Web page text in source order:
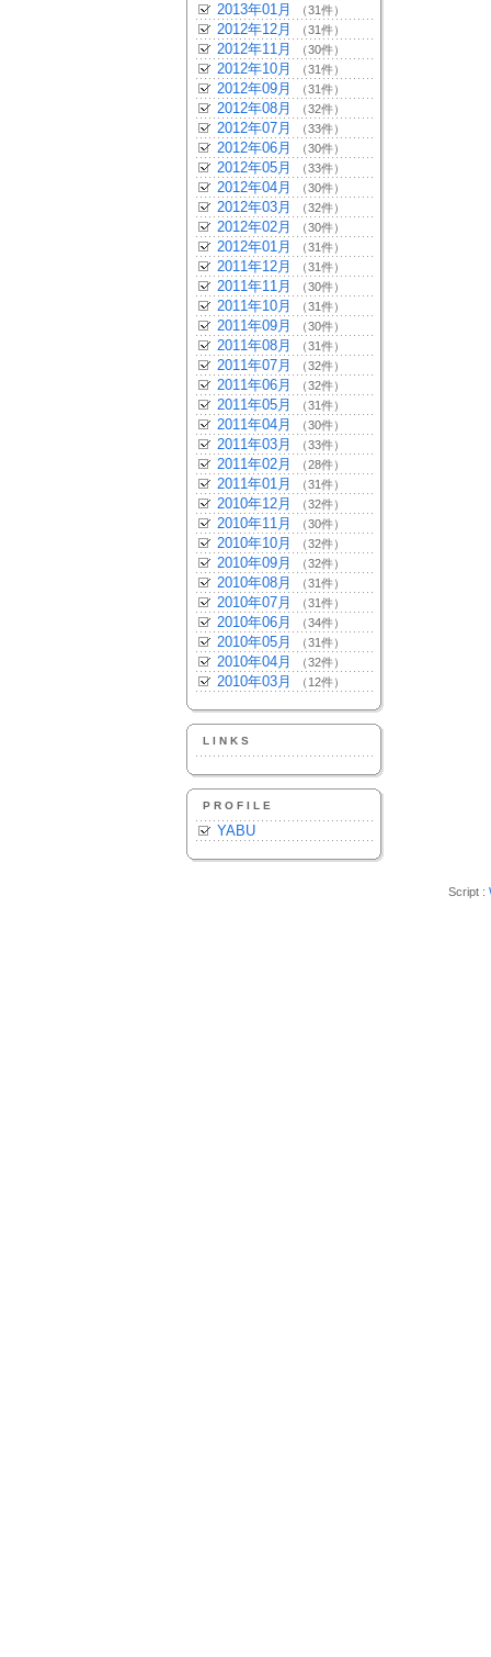
2013年01月 （31件）
2012年12月 （31件）
2012年11月 （30件）
2012年10月 （31件）
2012年09月 （31件）
2012年08月 （32件）
2012年07月 （33件）
2012年06月 （30件）
2012年05月 （33件）
2012年04月 （30件）
2012年03月 （32件）
2012年02月 （30件）
2012年01月 （31件）
2011年12月 （31件）
2011年11月 （30件）
2011年10月 （31件）
2011年09月 （30件）
2011年08月 （31件）
2011年07月 （32件）
2011年06月 （32件）
2011年05月 （31件）
2011年04月 （30件）
2011年03月 （33件）
2011年02月 （28件）
2011年01月 （31件）
2010年12月 （32件）
2010年11月 （30件）
2010年10月 （32件）
2010年09月 （32件）
2010年08月 （31件）
2010年07月 （31件）
2010年06月 （34件）
2010年05月 （31件）
2010年04月 （32件）
2010年03月 （12件）
LINKS
PROFILE
YABU
Script :